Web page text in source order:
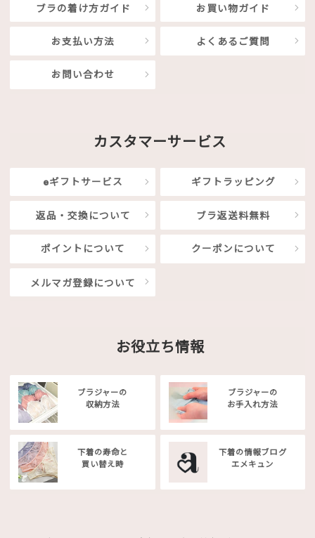
ブラの着け方ガイド お買い物ガイド
お支払い方法 よくあるご質問
お問い合わせ
カスタマーサービス
eギフトサービス ギフトラッピング
返品・交換について ブラ返送料無料
ポイントについて クーポンについて
メルマガ登録について
お役立ち情報
ブラジャーの
収納方法
ブラジャーの
お手入れ方法
下着の寿命と
買い替え時
下着の情報ブログ
エメキュン